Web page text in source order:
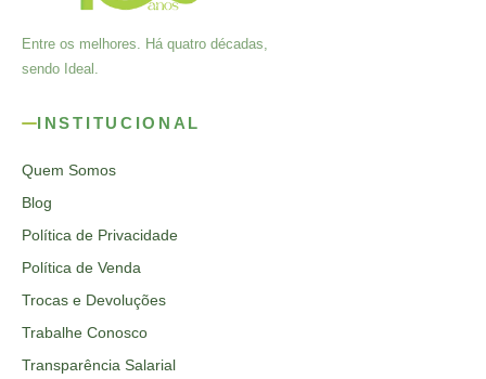
Entre os melhores. Há quatro décadas,
sendo Ideal.
INSTITUCIONAL
Quem Somos
Blog
Política de Privacidade
Política de Venda
Trocas e Devoluções
Trabalhe Conosco
Transparência Salarial